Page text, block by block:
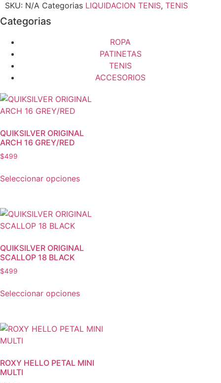
SKU: N/A Categorias LIQUIDACION TENIS, TENIS
Categorias
ROPA
PATINETAS
TENIS
ACCESORIOS
QUIKSILVER ORIGINAL
ARCH 16 GREY/RED
$499
Seleccionar opciones
QUIKSILVER ORIGINAL
SCALLOP 18 BLACK
$499
Seleccionar opciones
ROXY HELLO PETAL MINI
MULTI